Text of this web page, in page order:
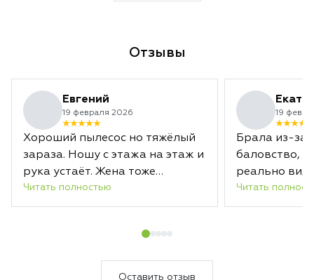
Отзывы
Евгений
19 февраля 2026
Хороший пылесос но тяжёлый
зараза. Ношу с этажа на этаж и
рука устаёт. Жена тоже
жалуется
Читать полностью
19
Брала из-за
баловство, а
реально
на полу.
чем
Читать
Оставить отзыв